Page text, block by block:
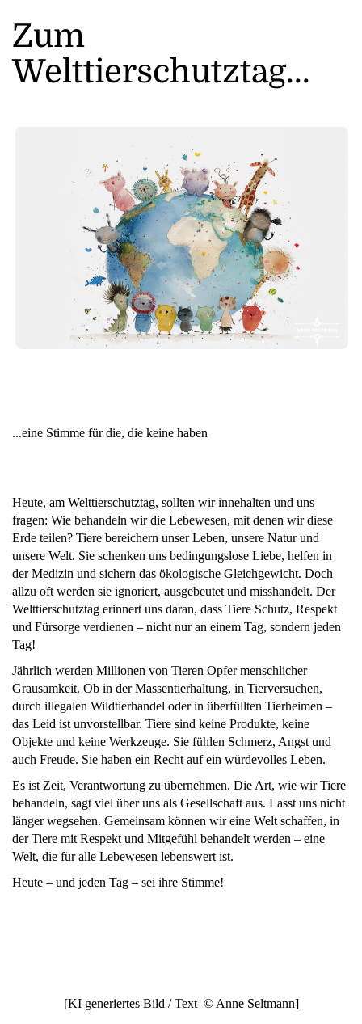
Zum
Welttierschutztag...
...eine Stimme für die, die keine haben
Heute, am Welttierschutztag, sollten wir innehalten und uns
fragen: Wie behandeln wir die Lebewesen, mit denen wir diese
Erde teilen? Tiere bereichern unser Leben, unsere Natur und
unsere Welt. Sie schenken uns bedingungslose Liebe, helfen in
der Medizin und sichern das ökologische Gleichgewicht. Doch
allzu oft werden sie ignoriert, ausgebeutet und misshandelt. Der
Welttierschutztag erinnert uns daran, dass Tiere Schutz, Respekt
und Fürsorge verdienen – nicht nur an einem Tag, sondern jeden
Tag!
Jährlich werden Millionen von Tieren Opfer menschlicher
Grausamkeit. Ob in der Massentierhaltung, in Tierversuchen,
durch illegalen Wildtierhandel oder in überfüllten Tierheimen –
das Leid ist unvorstellbar. Tiere sind keine Produkte, keine
Objekte und keine Werkzeuge. Sie fühlen Schmerz, Angst und
auch Freude. Sie haben ein Recht auf ein würdevolles Leben.
Es ist Zeit, Verantwortung zu übernehmen. Die Art, wie wir Tiere
behandeln, sagt viel über uns als Gesellschaft aus. Lasst uns nicht
länger wegsehen. Gemeinsam können wir eine Welt schaffen, in
der Tiere mit Respekt und Mitgefühl behandelt werden – eine
Welt, die für alle Lebewesen lebenswert ist.
Heute – und jeden Tag – sei ihre Stimme!
[KI generiertes Bild / Text © Anne Seltmann]